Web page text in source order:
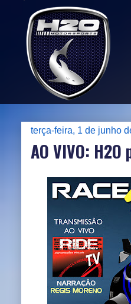
terça-feira, 1 de junho
AO VIVO: